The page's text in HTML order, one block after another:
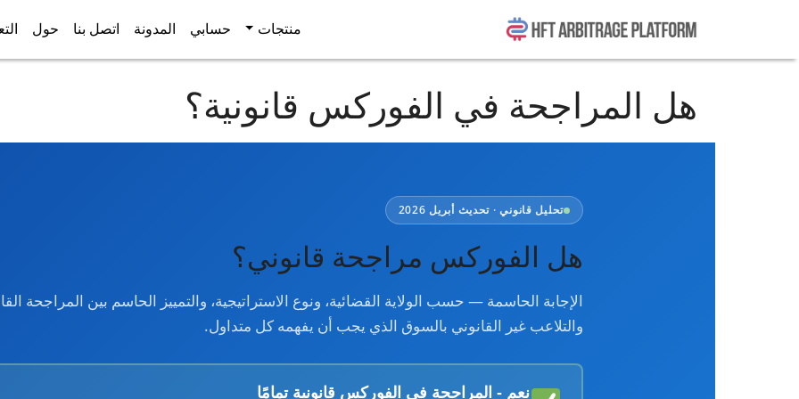
منتجات حسابي المدونة اتصل بنا حول
هل المراجحة في الفوركس قانونية؟
تحليل قانوني · تحديث أبريل 2026
هل الفوركس مراجحة قانوني؟
الإجابة الحاسمة — حسب الولاية القضائية، ونوع الاستراتيجية، والتمييز الحاسم بين المراجحة
والتلاعب غير القانوني بالسوق الذي يجب أن يفهمه كل متداول.
نعم - المراجحة في الفوركس قانونية تمامًا